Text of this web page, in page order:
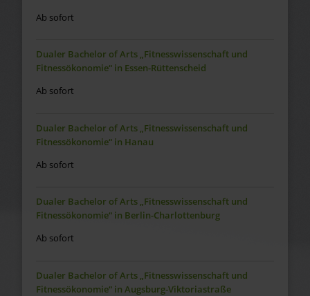
Ab sofort
Dualer Bachelor of Arts „Fitnesswissenschaft und
Fitnessökonomie“ in Essen-Rüttenscheid
Ab sofort
Dualer Bachelor of Arts „Fitnesswissenschaft und
Fitnessökonomie“ in Hanau
Ab sofort
Dualer Bachelor of Arts „Fitnesswissenschaft und
Fitnessökonomie“ in Berlin-Charlottenburg
Ab sofort
Dualer Bachelor of Arts „Fitnesswissenschaft und
Fitnessökonomie“ in Augsburg-Viktoriastraße